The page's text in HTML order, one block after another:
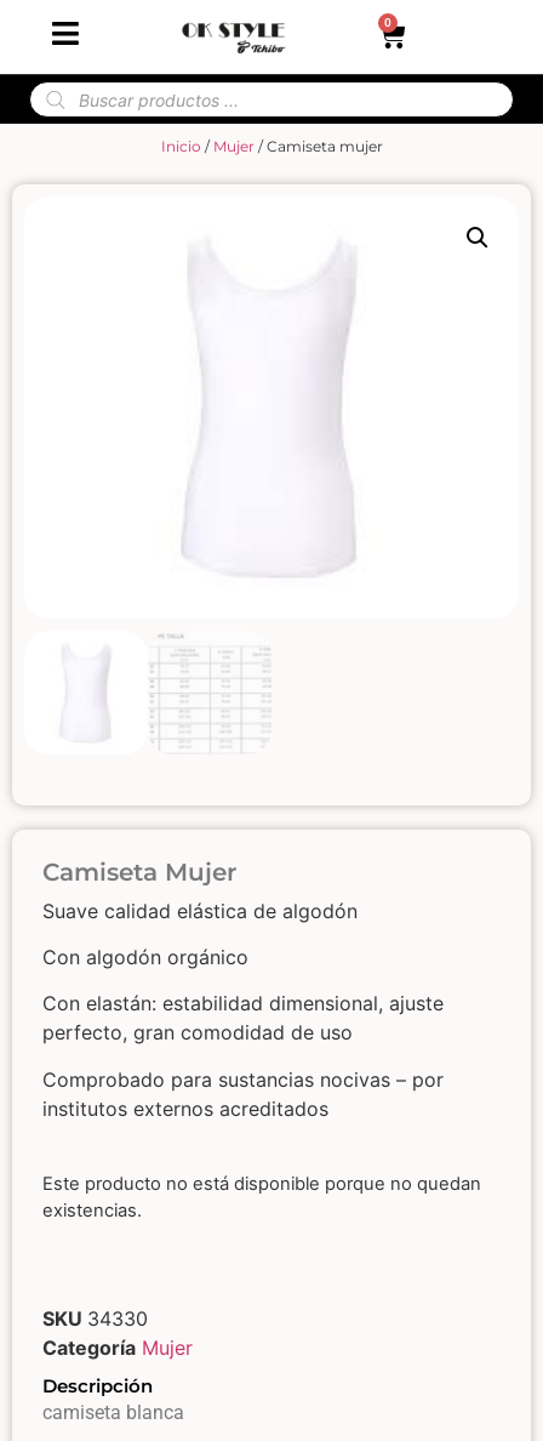
0
Inicio / Mujer/ Camiseta mujer
Camiseta Mujer
Suave calidad elástica de algodón
Con algodón orgánico
Con elastán: estabilidad dimensional, ajuste
perfecto, gran comodidad de uso
Comprobado para sustancias nocivas – por
institutos externos acreditados
Este producto no está disponible porque no quedan
existencias.
SKU 34330
Categoría Mujer
Descripción
camiseta blanca